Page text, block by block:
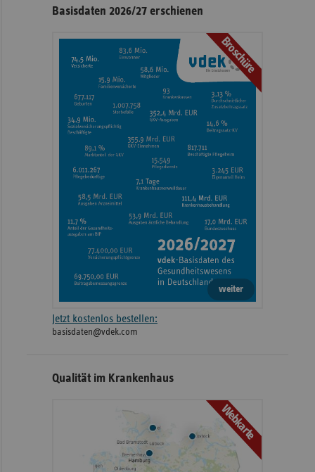
Basisdaten 2026/27 erschienen
Broschüre
weiter
Jetzt kostenlos bestellen:
basisdaten@vdek.com
Qualität im Krankenhaus
Webkarte